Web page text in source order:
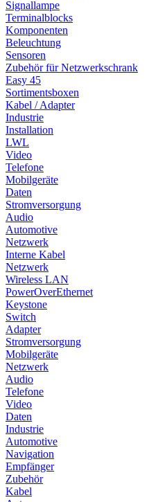
Signallampe
Terminalblocks
Komponenten
Beleuchtung
Sensoren
Zubehör für Netzwerkschrank
Easy 45
Sortimentsboxen
Kabel / Adapter
Industrie
Installation
LWL
Video
Telefone
Mobilgeräte
Daten
Stromversorgung
Audio
Automotive
Netzwerk
Interne Kabel
Netzwerk
Wireless LAN
PowerOverEthernet
Keystone
Switch
Adapter
Stromversorgung
Mobilgeräte
Netzwerk
Audio
Telefone
Video
Daten
Industrie
Automotive
Navigation
Empfänger
Zubehör
Kabel